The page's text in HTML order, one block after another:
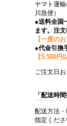
ヤマト運
川急便）
●送料全国
ます。注
【一度の
●代金引換
【5,500円
ご注文日
「配送時間
配送方法
指定くださ